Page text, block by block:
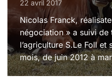
22 avril 2017
Nicolas Franck,
négociation » a suivi
l’agriculture S.Le Foll
mois, de juin 2012 à